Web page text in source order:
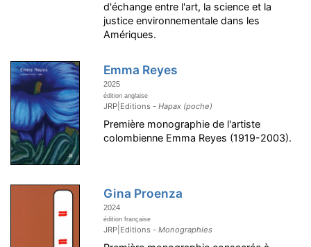
d'échange entre l'art, la science et la
justice environnementale dans les
Amériques.
Emma Reyes
2025
édition anglaise
JRP|Editions -Hapax (poche)
Première monographie de l'artiste
colombienne Emma Reyes (1919-2003).
Gina Proenza
2024
édition française
JRP|Editions -Monographies